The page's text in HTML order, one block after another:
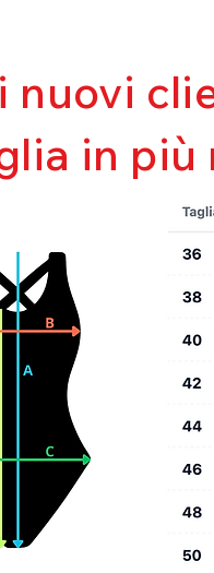
nuovi
in più